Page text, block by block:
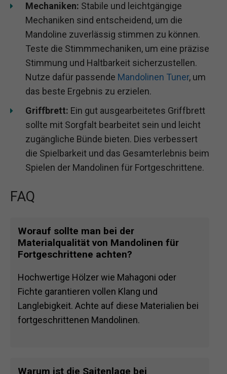
Mechaniken: Stabile und leichtgängige
Mechaniken sind entscheidend, um die
Mandoline zuverlässig stimmen zu können.
Teste die Stimmmechaniken, um eine präzise
Stimmung und Haltbarkeit sicherzustellen.
Nutze dafür passende Mandolinen Tuner, um
das beste Ergebnis zu erzielen.
Griffbrett: Ein gut ausgearbeitetes Griffbrett
sollte mit Sorgfalt bearbeitet sein und leicht
zugängliche Bünde bieten. Dies verbessert
die Spielbarkeit und das Gesamterlebnis beim
Spielen der Mandolinen für Fortgeschrittene.
FAQ
Worauf sollte man bei der
Materialqualität von Mandolinen für
Fortgeschrittene achten?
Hochwertige Hölzer wie Mahagoni oder
Fichte garantieren vollen Klang und
Langlebigkeit. Achte auf diese Materialien bei
fortgeschrittenen Mandolinen.
Warum ist die Saitenlage bei